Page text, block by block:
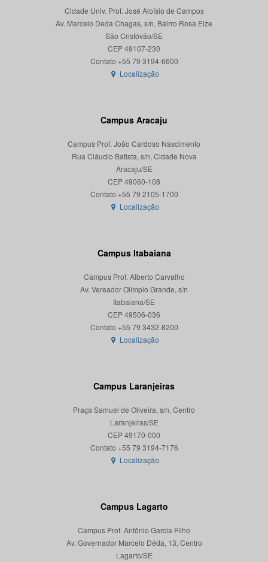
Cidade Univ. Prof. José Aloísio de Campos
Av. Marcelo Deda Chagas, s/n, Bairro Rosa Elze
São Cristóvão/SE
CEP 49107-230
Localização
Campus Aracaju
Campus Prof. João Cardoso Nascimento
Rua Cláudio Batista, s/n, Cidade Nova
Aracaju/SE
CEP 49060-108
Localização
Campus Itabaiana
Campus Prof. Alberto Carvalho
Av. Vereador Olímpio Grande, s/n
Itabaiana/SE
CEP 49506-036
Localização
Campus Laranjeiras
Praça Samuel de Oliveira, s/n, Centro
Laranjeiras/SE
CEP 49170-000
Localização
Campus Lagarto
Campus Prof. Antônio Garcia Filho
Av. Governador Marcelo Déda, 13, Centro
Lagarto/SE